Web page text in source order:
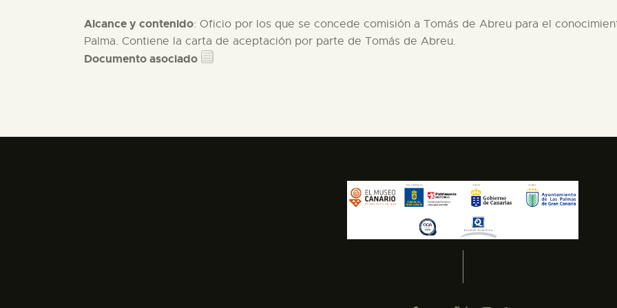
Alcance y contenido: Oficio por los que se concede comisión a Tomás de Abreu para el
Palma. Contiene la carta de aceptación por parte de Tomás de Abreu.
Documento asociado